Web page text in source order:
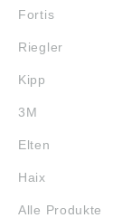
Fortis
Riegler
Kipp
3M
Elten
Haix
Alle Produkte